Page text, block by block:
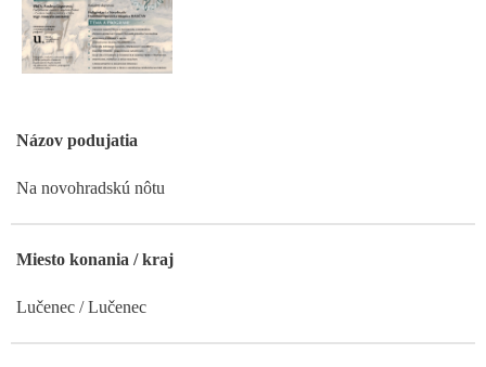
Názov podujatia
Na novohradskú nôtu
Miesto konania / kraj
Lučenec / Lučenec